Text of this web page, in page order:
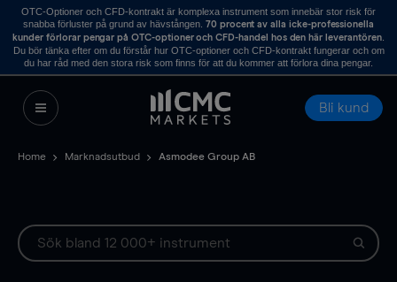
OTC-Optioner och CFD-kontrakt är komplexa instrument som innebär stor risk för
snabba förluster på grund av hävstången. 70 procent av alla icke-professionella
kunder förlorar pengar på OTC-optioner och CFD-handel hos den här leverantören.
Du bör tänka efter om du förstår hur OTC-optioner och CFD-kontrakt fungerar och om
du har råd med den stora risk som finns för att du kommer att förlora dina pengar.
Bli kund
Home Marknadsutbud Asmodee Group AB